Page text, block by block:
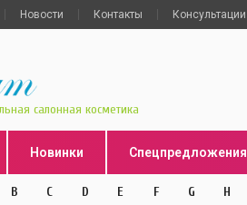
Новости Контакты Консультации
салонная косметика
Новинки Спецпредложения
B C D E F G H